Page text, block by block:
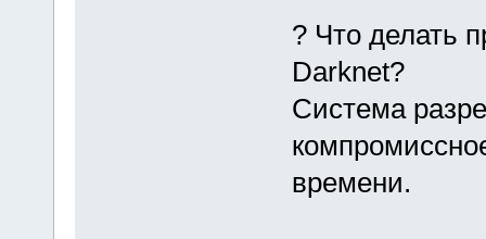
? Что делать
Darknet?
Система
времени.